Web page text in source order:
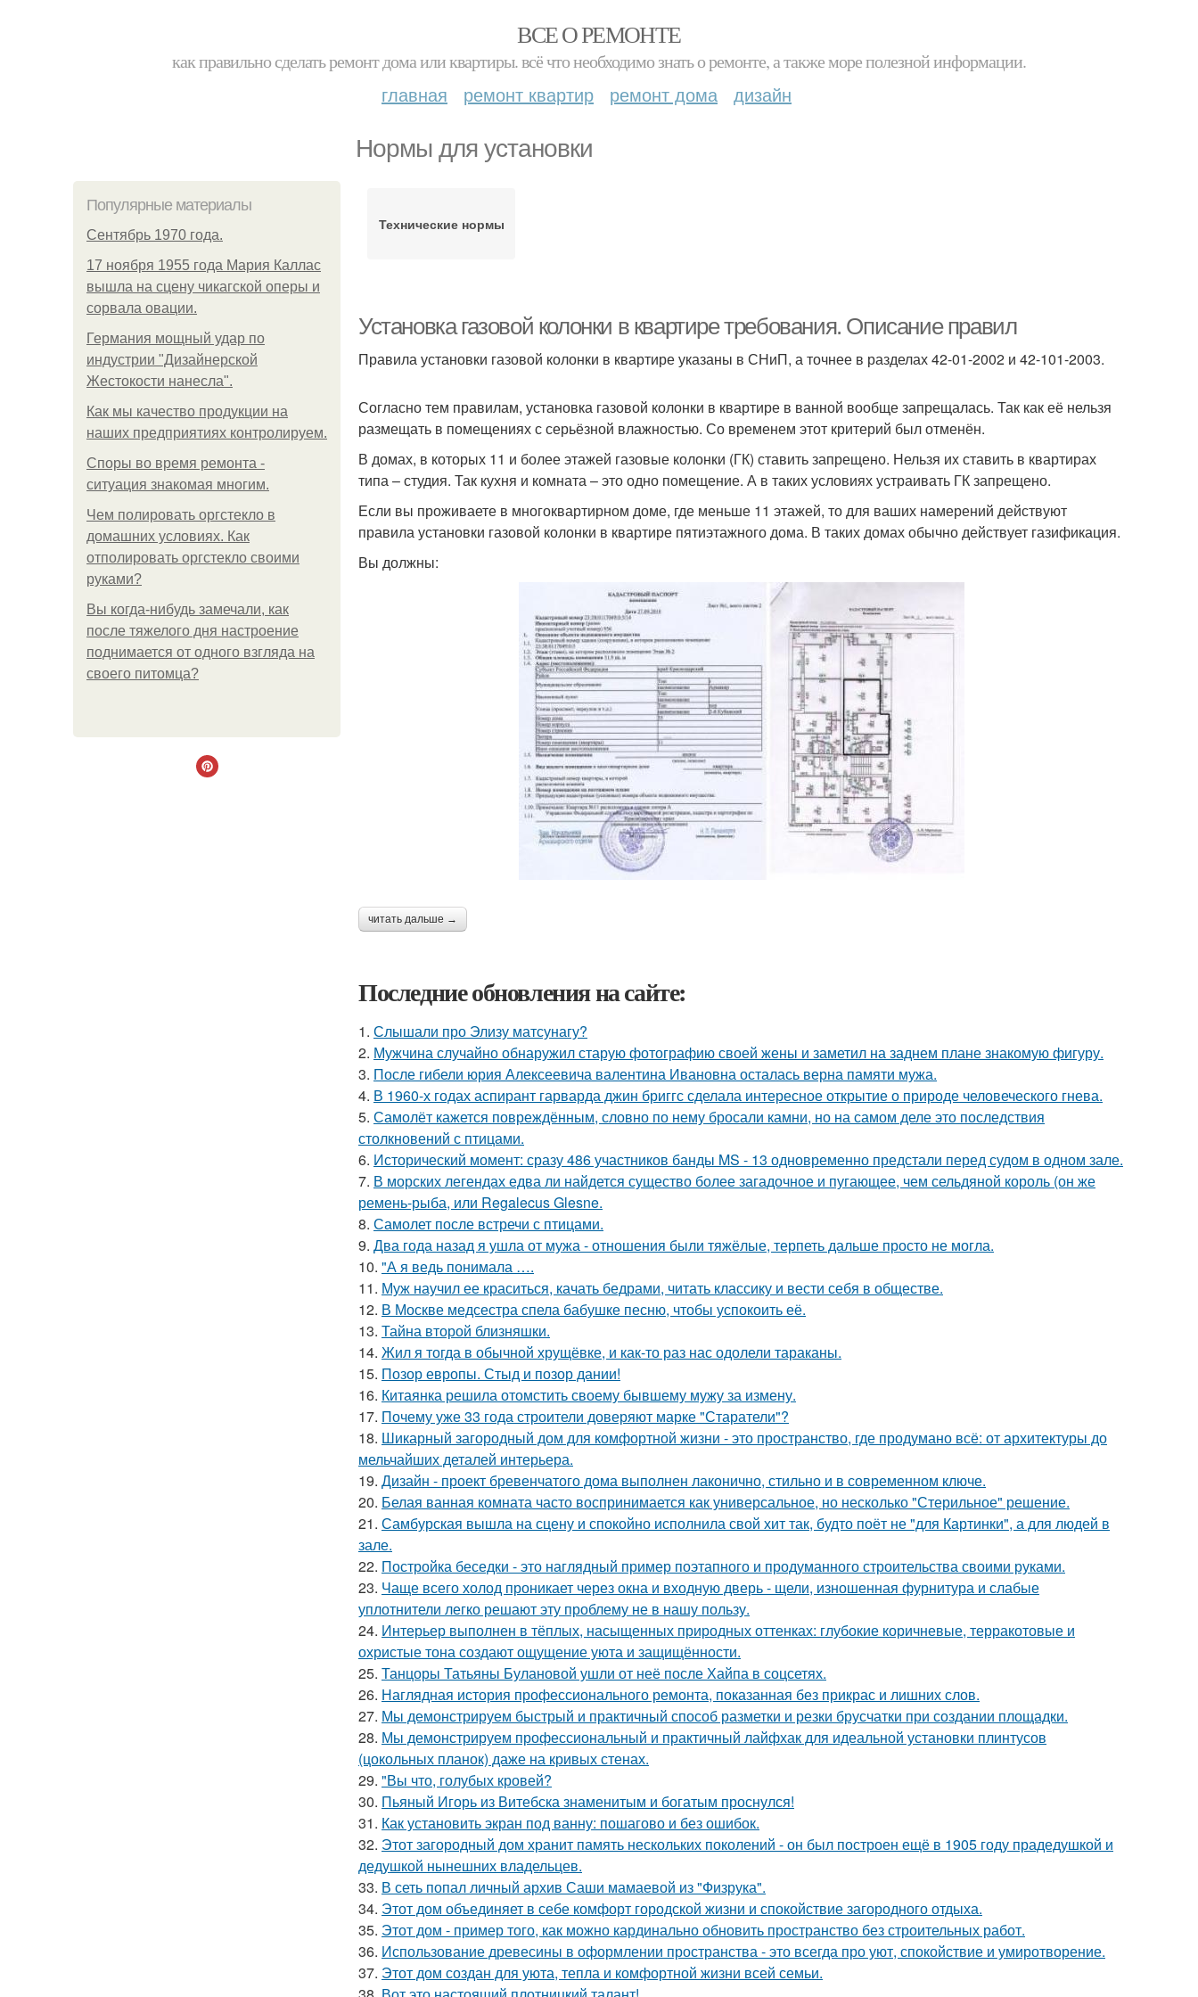
ВСЕ О РЕМОНТЕ
как правильно сделать ремонт дома или квартиры. всё что необходимо знать о ремонте, а также море полезной информации.
главная ремонт квартир ремонт дома дизайн
Нормы для установки
Популярные материалы
Сентябрь 1970 года.
17 ноября 1955 года Мария Каллас
вышла на сцену чикагской оперы и
сорвала овации.
Германия мощный удар по
индустрии "Дизайнерской
Жестокости нанесла".
Как мы качество продукции на
наших предприятиях контролируем.
Споры во время ремонта -
ситуация знакомая многим.
Чем полировать оргстекло в
домашних условиях. Как
отполировать оргстекло своими
руками?
Вы когда-нибудь замечали, как
после тяжелого дня настроение
поднимается от одного взгляда на
своего питомца?
Технические нормы
Установка газовой колонки в квартире требования. Описание правил
Правила установки газовой колонки в квартире указаны в СНиП, а точнее в разделах 42-01-2002 и 42-101-2003.
Согласно тем правилам, установка газовой колонки в квартире в ванной вообще запрещалась. Так как её нельзя
размещать в помещениях с серьёзной влажностью. Со временем этот критерий был отменён.
В домах, в которых 11 и более этажей газовые колонки (ГК) ставить запрещено. Нельзя их ставить в квартирах
типа – студия. Так кухня и комната – это одно помещение. А в таких условиях устраивать ГК запрещено.
Если вы проживаете в многоквартирном доме, где меньше 11 этажей, то для ваших намерений действуют
правила установки газовой колонки в квартире пятиэтажного дома. В таких домах обычно действует газификация.
Вы должны:
читать дальше →
Последние обновления на сайте:
1. Слышали про Элизу матсунагу?
2. Мужчина случайно обнаружил старую фотографию своей жены и заметил на заднем плане знакомую фигуру.
3. После гибели юрия Алексеевича валентина Ивановна осталась верна памяти мужа.
4. В 1960-х годах аспирант гарварда джин бриггс сделала интересное открытие о природе человеческого гнева.
5. Самолёт кажется повреждённым, словно по нему бросали камни, но на самом деле это последствия
столкновений с птицами.
6. Исторический момент: сразу 486 участников банды MS - 13 одновременно предстали перед судом в одном зале.
7. В морских легендах едва ли найдется существо более загадочное и пугающее, чем сельдяной король (он же
ремень-рыба, или Regalecus Glesne.
8. Самолет после встречи с птицами.
9. Два года назад я ушла от мужа - отношения были тяжёлые, терпеть дальше просто не могла.
10. "А я ведь понимала ….
11. Муж научил ее краситься, качать бедрами, читать классику и вести себя в обществе.
12. В Москве медсестра спела бабушке песню, чтобы успокоить её.
13. Тайна второй близняшки.
14. Жил я тогда в обычной хрущёвке, и как-то раз нас одолели тараканы.
15. Позор европы. Стыд и позор дании!
16. Китаянка решила отомстить своему бывшему мужу за измену.
17. Почему уже 33 года строители доверяют марке "Старатели"?
18. Шикарный загородный дом для комфортной жизни - это пространство, где продумано всё: от архитектуры до
мельчайших деталей интерьера.
19. Дизайн - проект бревенчатого дома выполнен лаконично, стильно и в современном ключе.
20. Белая ванная комната часто воспринимается как универсальное, но несколько "Стерильное" решение.
21. Самбурская вышла на сцену и спокойно исполнила свой хит так, будто поёт не "для Картинки", а для людей в
зале.
22. Постройка беседки - это наглядный пример поэтапного и продуманного строительства своими руками.
23. Чаще всего холод проникает через окна и входную дверь - щели, изношенная фурнитура и слабые
уплотнители легко решают эту проблему не в нашу пользу.
24. Интерьер выполнен в тёплых, насыщенных природных оттенках: глубокие коричневые, терракотовые и
охристые тона создают ощущение уюта и защищённости.
25. Танцоры Татьяны Булановой ушли от неё после Хайпа в соцсетях.
26. Наглядная история профессионального ремонта, показанная без прикрас и лишних слов.
27. Мы демонстрируем быстрый и практичный способ разметки и резки брусчатки при создании площадки.
28. Мы демонстрируем профессиональный и практичный лайфхак для идеальной установки плинтусов
(цокольных планок) даже на кривых стенах.
29. "Вы что, голубых кровей?
30. Пьяный Игорь из Витебска знаменитым и богатым проснулся!
31. Как установить экран под ванну: пошагово и без ошибок.
32. Этот загородный дом хранит память нескольких поколений - он был построен ещё в 1905 году прадедушкой и
дедушкой нынешних владельцев.
33. В сеть попал личный архив Саши мамаевой из "Физрука".
34. Этот дом объединяет в себе комфорт городской жизни и спокойствие загородного отдыха.
35. Этот дом - пример того, как можно кардинально обновить пространство без строительных работ.
36. Использование древесины в оформлении пространства - это всегда про уют, спокойствие и умиротворение.
37. Этот дом создан для уюта, тепла и комфортной жизни всей семьи.